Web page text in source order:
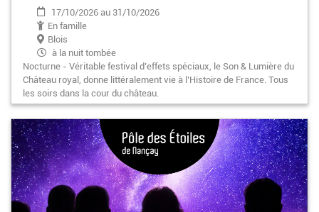
17/10/2026 au 31/10/2026
En famille
Blois
à la nuit tombée
Nocturne - Véritable festival d’effets spéciaux, le Son & Lumière du
Château royal, donne littéralement vie à l’Histoire de France. Tous
les soirs dans la cour du château.